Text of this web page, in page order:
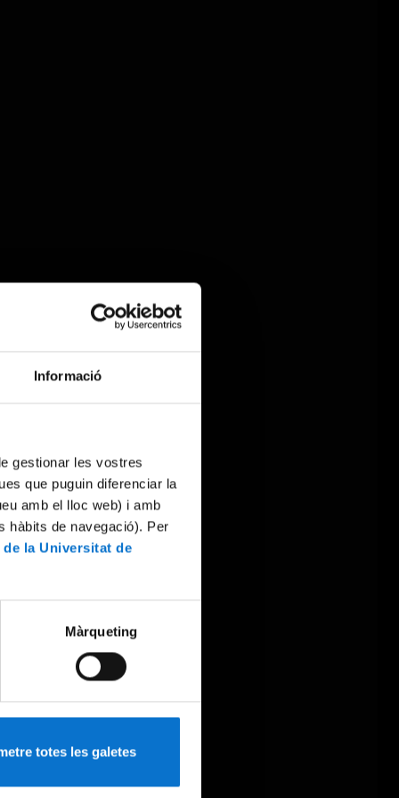
Informació
gestionar les vostres
que puguin diferenciar la
amb el lloc web) i amb
hàbits de navegació). Per
la Universitat de
Màrqueting
totes les galetes